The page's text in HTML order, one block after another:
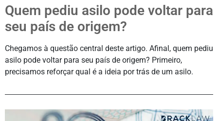
Quem pediu asilo pode voltar para
seu país de origem?
Chegamos à questão central deste artigo. Afinal, quem pediu
asilo pode voltar para seu país de origem? Primeiro,
precisamos reforçar qual é a ideia por trás de um asilo.